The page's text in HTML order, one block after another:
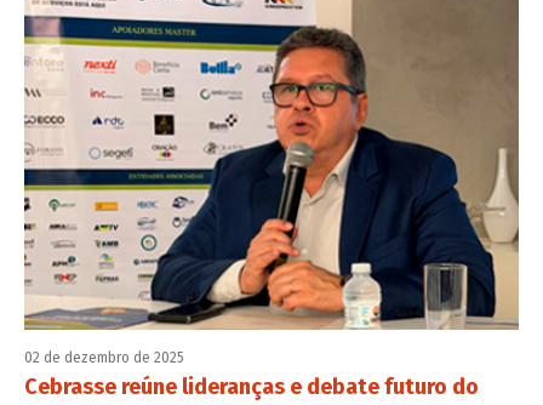
02 de dezembro de 2025
Cebrasse reúne lideranças e debate futuro do